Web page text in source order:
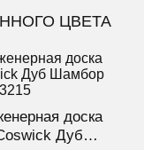
ЦВЕТА
доска
Дуб